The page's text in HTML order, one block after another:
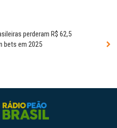
perderam R$ 62,5
bets em 2025